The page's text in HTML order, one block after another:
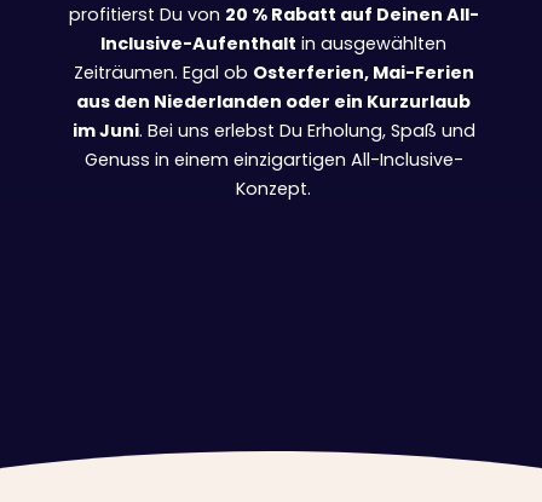
profitierst Du von 20 % Rabatt auf Deinen All-
Inclusive-Aufenthalt in ausgewählten
Zeiträumen. Egal ob Osterferien, Mai-Ferien
aus den Niederlanden oder ein Kurzurlaub
im Juni. Bei uns erlebst Du Erholung, Spaß und
Genuss in einem einzigartigen All-Inclusive-
Konzept.